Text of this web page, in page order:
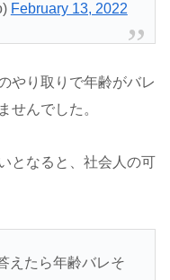
February 13, 2022
やり取りで年齢がバレ
せんでした。
となると、社会人の可
えたら年齢バレそ